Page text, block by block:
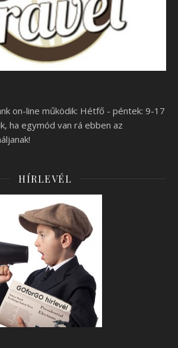
on-line működik: Hétfő - péntek: 9-17
ha egymód van rá ebben az
HÍRLEVÉL